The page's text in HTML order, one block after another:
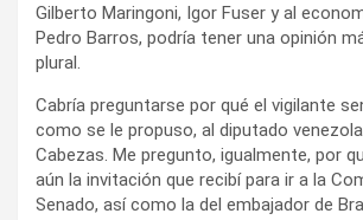
Gilberto Maringoni, Igor Fuser y al
Pedro Barros, podría tener una opinión
plural.
Cabría preguntarse por qué el vigilante
como se le propuso, al diputado
Cabezas. Me pregunto, igualmente, por
aún la invitación que recibí para ir a la
Senado, así como la del embajador de